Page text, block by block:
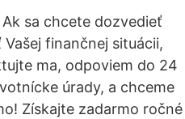
sa chcete dozvedieť
finančnej situácii,
ma, odpoviem do 24
úrady, a chceme
Získajte zadarmo ročné